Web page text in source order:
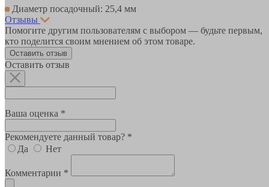
Диаметр посадочный: 25,4 мм
Отзывы
Помогите другим пользователям с выбором — будьте первым,
кто поделится своим мнением об этом товаре.
Оставить отзыв
Оставить отзыв
Ваша оценка *
Рекомендуете данный товар? *
Да
Нет
Комментарии *